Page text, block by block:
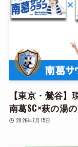
【東京・鶯谷
南葛SC×萩の湯
2026年7月15日